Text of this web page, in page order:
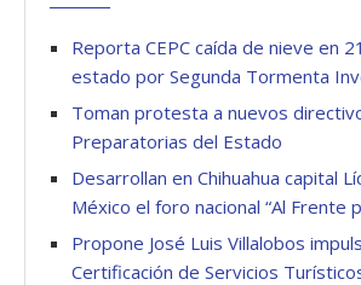
Reporta CEPC caída de nieve en
estado por Segunda Tormenta
Toman protesta a nuevos
Preparatorias del Estado
Desarrollan en Chihuahua capital
México el foro nacional “Al Frente
Propone José Luis Villalobos
Certificación de Servicios